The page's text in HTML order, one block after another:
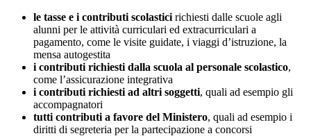
le tasse e i contributi scolastici richiesti dalle scuole agli
alunni per le attività curriculari ed extracurriculari a
pagamento, come le visite guidate, i viaggi d’istruzione, la
mensa autogestita
i contributi richiesti dalla scuola al personale scolastico,
come l’assicurazione integrativa
i contributi richiesti ad altri soggetti, quali ad esempio gli
accompagnatori
tutti contributi a favore del Ministero, quali ad esempio i
diritti di segreteria per la partecipazione a concorsi